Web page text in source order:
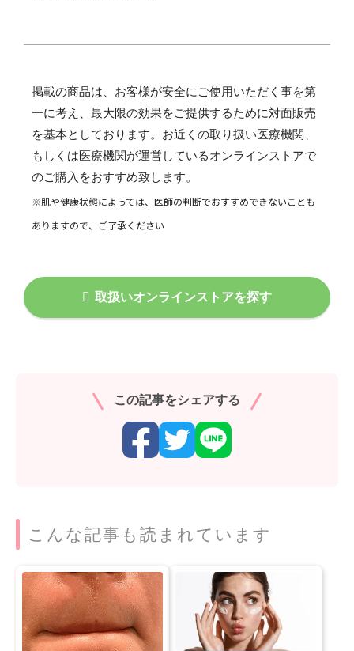
掲載の商品は、お客様が安全にご使用いただく事を第
一に考え、最大限の効果をご提供するために対面販売
を基本としております。お近くの取り扱い医療機関、
もしくは医療機関が運営しているオンラインストアで
のご購入をおすすめ致します。
※肌や健康状態によっては、医師の判断でおすすめできないことも
ありますので、ご了承ください
取扱いオンラインストアを探す
この記事をシェアする
こんな記事も読まれています